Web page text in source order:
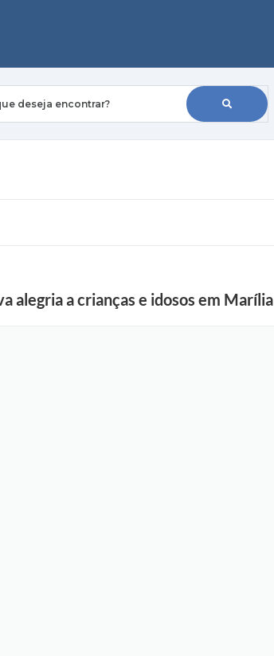
alegria a crianças e idosos em Marília